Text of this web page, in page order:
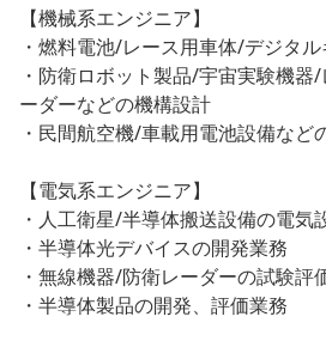
【機械系エンジニア】
・燃料電池/レース用車体/デジタ
・防衛ロボット製品/宇宙実験機
ーダーなどの機構設計
・民間航空機/車載用電池設備など
【電気系エンジニア】
・人工衛星/半導体搬送設備の電気
・半導体光デバイスの開発業務
・無線機器/防衛レーダーの試験評
・半導体製品の開発、評価業務